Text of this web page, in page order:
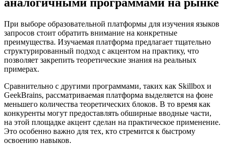
При выборе образовательной платформы для изучения языков
запросов стоит обратить внимание на конкретные
преимущества. Изучаемая платформа предлагает тщательно
структурированный подход с акцентом на практику, что
позволяет закрепить теоретические знания на реальных
примерах.
Сравнительно с другими программами, таких как Skillbox и
GeekBrains, рассматриваемая платформа выделяется на фоне
меньшего количества теоретических блоков. В то время как
конкуренты могут предоставлять обширные вводные части,
на этой площадке акцент сделан на практическое применение.
Это особенно важно для тех, кто стремится к быстрому
освоению навыков.